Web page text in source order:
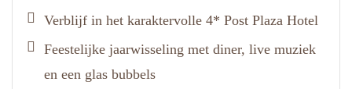
Verblijf in het karaktervolle 4* Post Plaza Hotel
Feestelijke jaarwisseling met diner, live muziek
en een glas bubbels